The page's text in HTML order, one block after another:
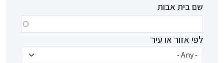
שם בית אבות
לפי אזור או עיר